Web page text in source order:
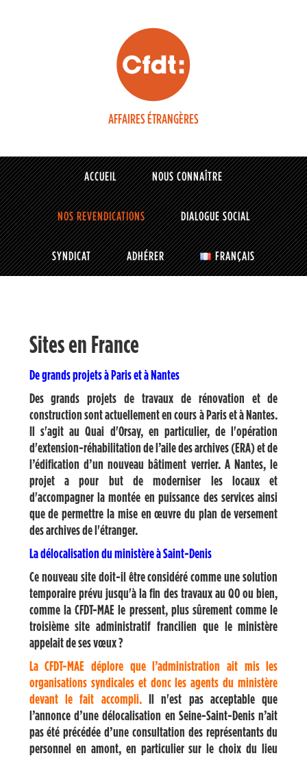
AFFAIRES ÉTRANGÈRES
ACCUEIL NOUS CONNAÎTRE
NOS REVENDICATIONS DIALOGUE SOCIAL
SYNDICAT ADHÉRER FRANÇAIS
Sites en France
De grands projets à Paris et à Nantes
Des grands projets de travaux de rénovation et de
construction sont actuellement en cours à Paris et à Nantes.
Il s'agit au Quai d'Orsay, en particulier, de l'opération
d'extension-réhabilitation de l’aile des archives (ERA) et de
l’édification d’un nouveau bâtiment verrier. A Nantes, le
projet a pour but de moderniser les locaux et
d'accompagner la montée en puissance des services ainsi
que de permettre la mise en œuvre du plan de versement
des archives de l'étranger.
La délocalisation du ministère à Saint-Denis
Ce nouveau site doit-il être considéré comme une solution
temporaire prévu jusqu'à la fin des travaux au QO ou bien,
comme la CFDT-MAE le pressent, plus sûrement comme le
troisième site administratif francilien que le ministère
appelait de ses vœux ?
La CFDT-MAE déplore que l’administration ait mis les
organisations syndicales et donc les agents du ministère
devant le fait accompli.Il n'est pas acceptable que
l’annonce d’une délocalisation en Seine-Saint-Denis n’ait
pas été précédée d’une consultation des représentants du
personnel en amont, en particulier sur le choix du lieu